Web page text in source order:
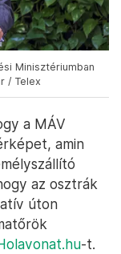
Minisztériumban
/ Telex
a MÁV
amin
az osztrák
úton
-t.